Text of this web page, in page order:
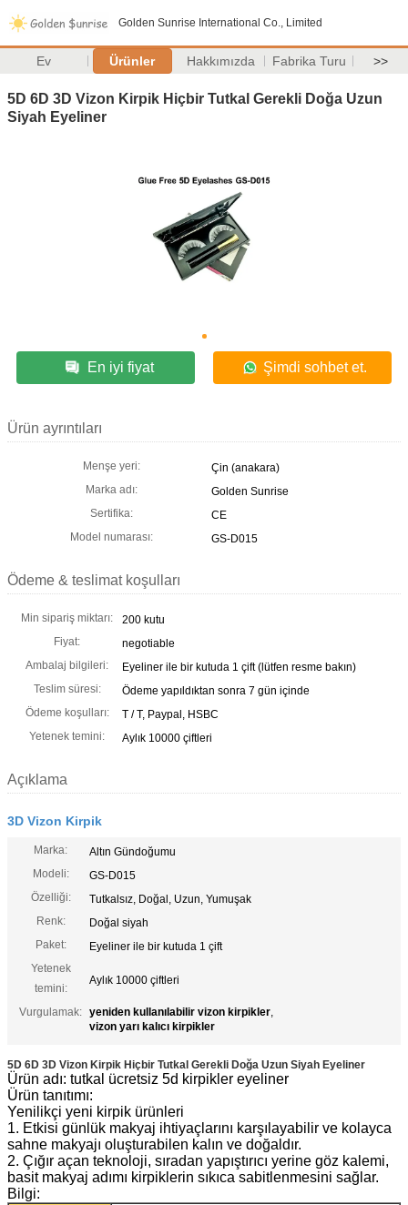
Golden Sunrise International Co., Limited
Ev Ürünler Hakkımızda Fabrika Turu >>
5D 6D 3D Vizon Kirpik Hiçbir Tutkal Gerekli Doğa Uzun
Siyah Eyeliner
En iyi fiyat Şimdi sohbet et.
Ürün ayrıntıları
Menşe yeri:
Çin (anakara)
Marka adı:
Golden Sunrise
Sertifika:
CE
Model numarası:
GS-D015
Ödeme & teslimat koşulları
Min sipariş miktarı:
200 kutu
Fiyat:
negotiable
Ambalaj bilgileri:
Eyeliner ile bir kutuda 1 çift (lütfen resme bakın)
Teslim süresi:
Ödeme yapıldıktan sonra 7 gün içinde
Ödeme koşulları:
T / T, Paypal, HSBC
Yetenek temini:
Aylık 10000 çiftleri
Açıklama
3D Vizon Kirpik
Marka:
Altın Gündoğumu
Modeli:
GS-D015
Özelliği:
Tutkalsız, Doğal, Uzun, Yumuşak
Renk:
Doğal siyah
Paket:
Eyeliner ile bir kutuda 1 çift
Yetenek
temini:
Aylık 10000 çiftleri
Vurgulamak: yeniden kullanılabilir vizon kirpikler,
vizon yarı kalıcı kirpikler
5D 6D 3D Vizon Kirpik Hiçbir Tutkal Gerekli Doğa Uzun Siyah Eyeliner
Ürün adı: tutkal ücretsiz 5d kirpikler eyeliner
Ürün tanıtımı:
Yenilikçi yeni kirpik ürünleri
1. Etkisi günlük makyaj ihtiyaçlarını karşılayabilir ve kolayca
sahne makyajı oluşturabilen kalın ve doğaldır.
2. Çığır açan teknoloji, sıradan yapıştırıcı yerine göz kalemi,
basit makyaj adımı kirpiklerin sıkıca sabitlenmesini sağlar.
Bilgi: